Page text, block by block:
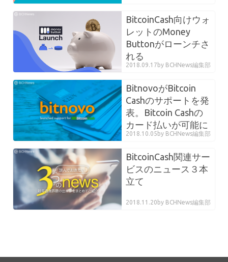
BitcoinCash向けウォ
レットのMoney
Buttonがローンチさ
れる
2018.09.17 by BCHNews編集部
BitnovoがBitcoin
Cashのサポートを発
表。Bitcoin Cashの
カード払いが可能に
2018.10.05 by BCHNews編集部
BitcoinCash関連サー
ビスのニュース３本
立て
2018.11.20 by BCHNews編集部